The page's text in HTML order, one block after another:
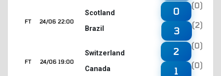
24/06 22:00
FT
Scotland
Brazil
0
(0)
3
(2)
24/06 19:00
FT
Switzerland
Canada
2
(0)
1
(0)